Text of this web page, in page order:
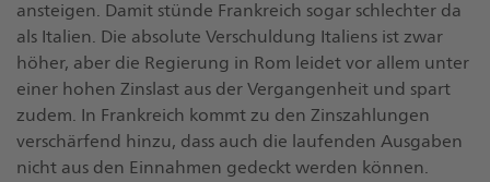
ansteigen. Damit stünde Frankreich sogar schlechter da
als Italien. Die absolute Verschuldung Italiens ist zwar
höher, aber die Regierung in Rom leidet vor allem unter
einer hohen Zinslast aus der Vergangenheit und spart
zudem. In Frankreich kommt zu den Zinszahlungen
verschärfend hinzu, dass auch die laufenden Ausgaben
nicht aus den Einnahmen gedeckt werden können.